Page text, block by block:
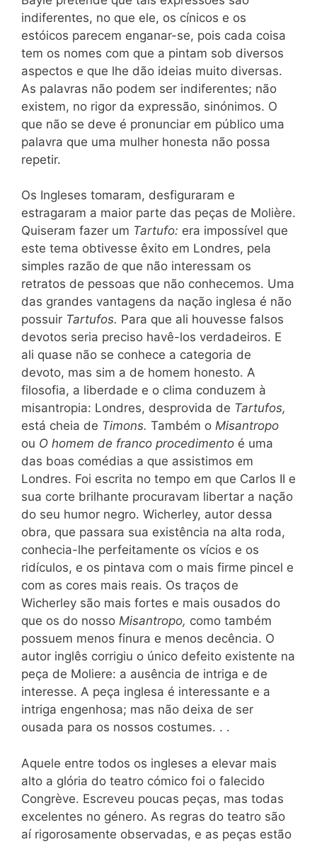
indiferentes, no que ele, os cínicos e os
estóicos parecem enganar-se, pois cada coisa
tem os nomes com que a pintam sob diversos
aspectos e que lhe dão ideias muito diversas.
As palavras não podem ser indiferentes; não
existem, no rigor da expressão, sinónimos. O
que não se deve é pronunciar em público uma
palavra que uma mulher honesta não possa
repetir.
Os Ingleses tomaram, desfiguraram e
estragaram a maior parte das peças de Molière.
Quiseram fazer um Tartufo: era impossível que
este tema obtivesse êxito em Londres, pela
simples razão de que não interessam os
retratos de pessoas que não conhecemos. Uma
das grandes vantagens da nação inglesa é não
possuir Tartufos. Para que ali houvesse falsos
devotos seria preciso havê-los verdadeiros. E
ali quase não se conhece a categoria de
devoto, mas sim a de homem honesto. A
filosofia, a liberdade e o clima conduzem à
misantropia: Londres, desprovida de Tartufos,
está cheia de Timons. Também o Misantropo
ou O homem de franco procedimento é uma
das boas comédias a que assistimos em
Londres. Foi escrita no tempo em que Carlos II e
sua corte brilhante procuravam libertar a nação
do seu humor negro. Wicherley, autor dessa
obra, que passara sua existência na alta roda,
conhecia-lhe perfeitamente os vícios e os
ridículos, e os pintava com o mais firme pincel e
com as cores mais reais. Os traços de
Wicherley são mais fortes e mais ousados do
que os do nosso Misantropo, como também
possuem menos finura e menos decência. O
autor inglês corrigiu o único defeito existente na
peça de Moliere: a ausência de intriga e de
interesse. A peça inglesa é interessante e a
intriga engenhosa; mas não deixa de ser
ousada para os nossos costumes. . .
Aquele entre todos os ingleses a elevar mais
alto a glória do teatro cómico foi o falecido
Congrève. Escreveu poucas peças, mas todas
excelentes no género. As regras do teatro são
aí rigorosamente observadas, e as peças estão